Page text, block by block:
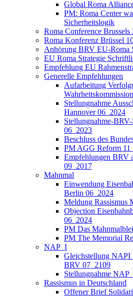
Global Roma
PM: Roma Center
Sicherheitslogik
Roma Conference
Roma Konferenz Brüssel
Anhörung BRV EU-Roma
EU Roma Strategie
Empfehlung EU
Generelle Empfehlungen
Aufarbeitung
Stellungnahme
Hannover 06_2024
Stellungnahme-BRV-
06_2023
Beschluss des
PM AGG Reform
Empfehlungen BRV
09_2017
Mahnmal
Einwendung
Berlin 06_2024
Meldung Rassismus
Objection
06_2024
PM Das
PM The Memorial
NAP_I
Gleichstellung NAPI
BRV 07_2109
Stellungnahme
Rassismus in Deutschland
Offener Brief